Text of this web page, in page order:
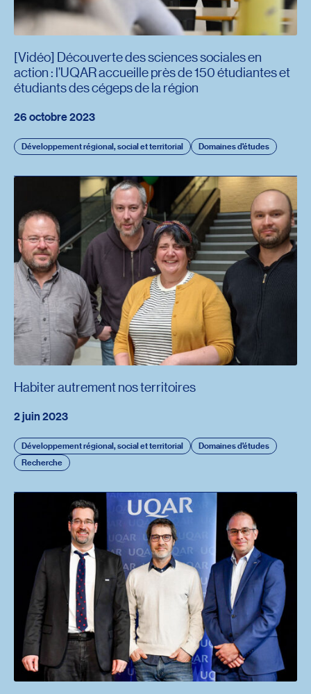
26 octobre 2023
Développement régional, social et territorial Domaines d'études
[Vidéo] Découverte des sciences sociales en
action : l’UQAR accueille près de 150 étudiantes et
étudiants des cégeps de la région
2 juin 2023
Développement régional, social et territorial
Domaines d'études
Recherche
Habiter autrement nos territoires